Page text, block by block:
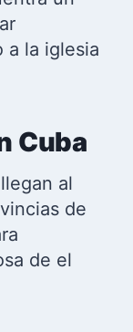
a la iglesia
Cuba
al
de
de el